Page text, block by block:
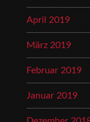
April 2019
März 2019
Februar 2019
Januar 2019